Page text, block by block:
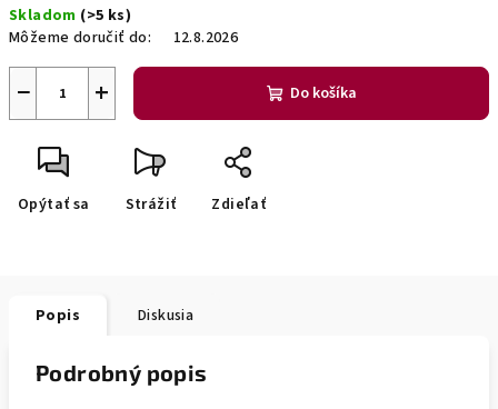
cena:
Skladom (>5 ks)
Môžeme doručiť do:
12.8.2026
+
− Do košíka
Opýtať sa Strážiť Zdieľať
Popis Diskusia
Podrobný popis